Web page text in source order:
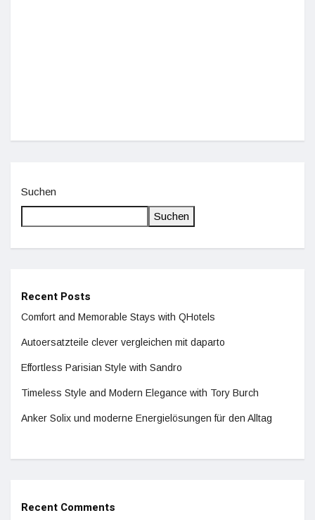
Suchen
Suchen
Recent Posts
Comfort and Memorable Stays with QHotels
Autoersatzteile clever vergleichen mit daparto
Effortless Parisian Style with Sandro
Timeless Style and Modern Elegance with Tory Burch
Anker Solix und moderne Energielösungen für den Alltag
Recent Comments